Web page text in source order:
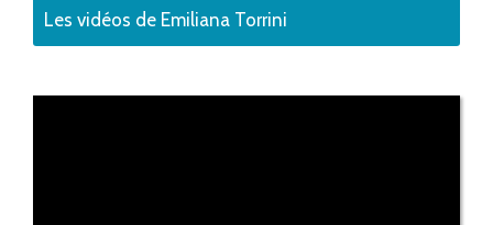
Les vidéos de Emiliana Torrini